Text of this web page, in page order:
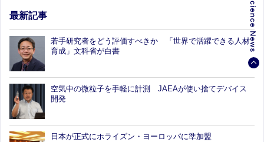
最新記事
若手研究者をどう評価すべきか 「世界で活躍できる人材
育成」文科省が白書
空気中の微粒子を手軽に計測 JAEAが使い捨てデバイス
開発
日本が正式にホライズン・ヨーロッパに準加盟